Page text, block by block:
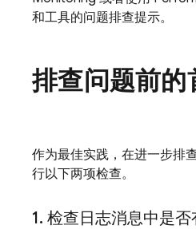
和工具的问题排查提示。
排查问题前的
作为最佳实践，在进一步排
行以下两项检查。
1. 检查日志消息中是